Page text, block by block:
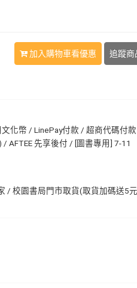
加入購物車看優惠 追蹤商
化幣 / LinePay付款 / 超商代碼付款
AFTEE 先享後付 / [圖書專用] 7-11
/ 校園書局門市取貨(取貨加碼送5元